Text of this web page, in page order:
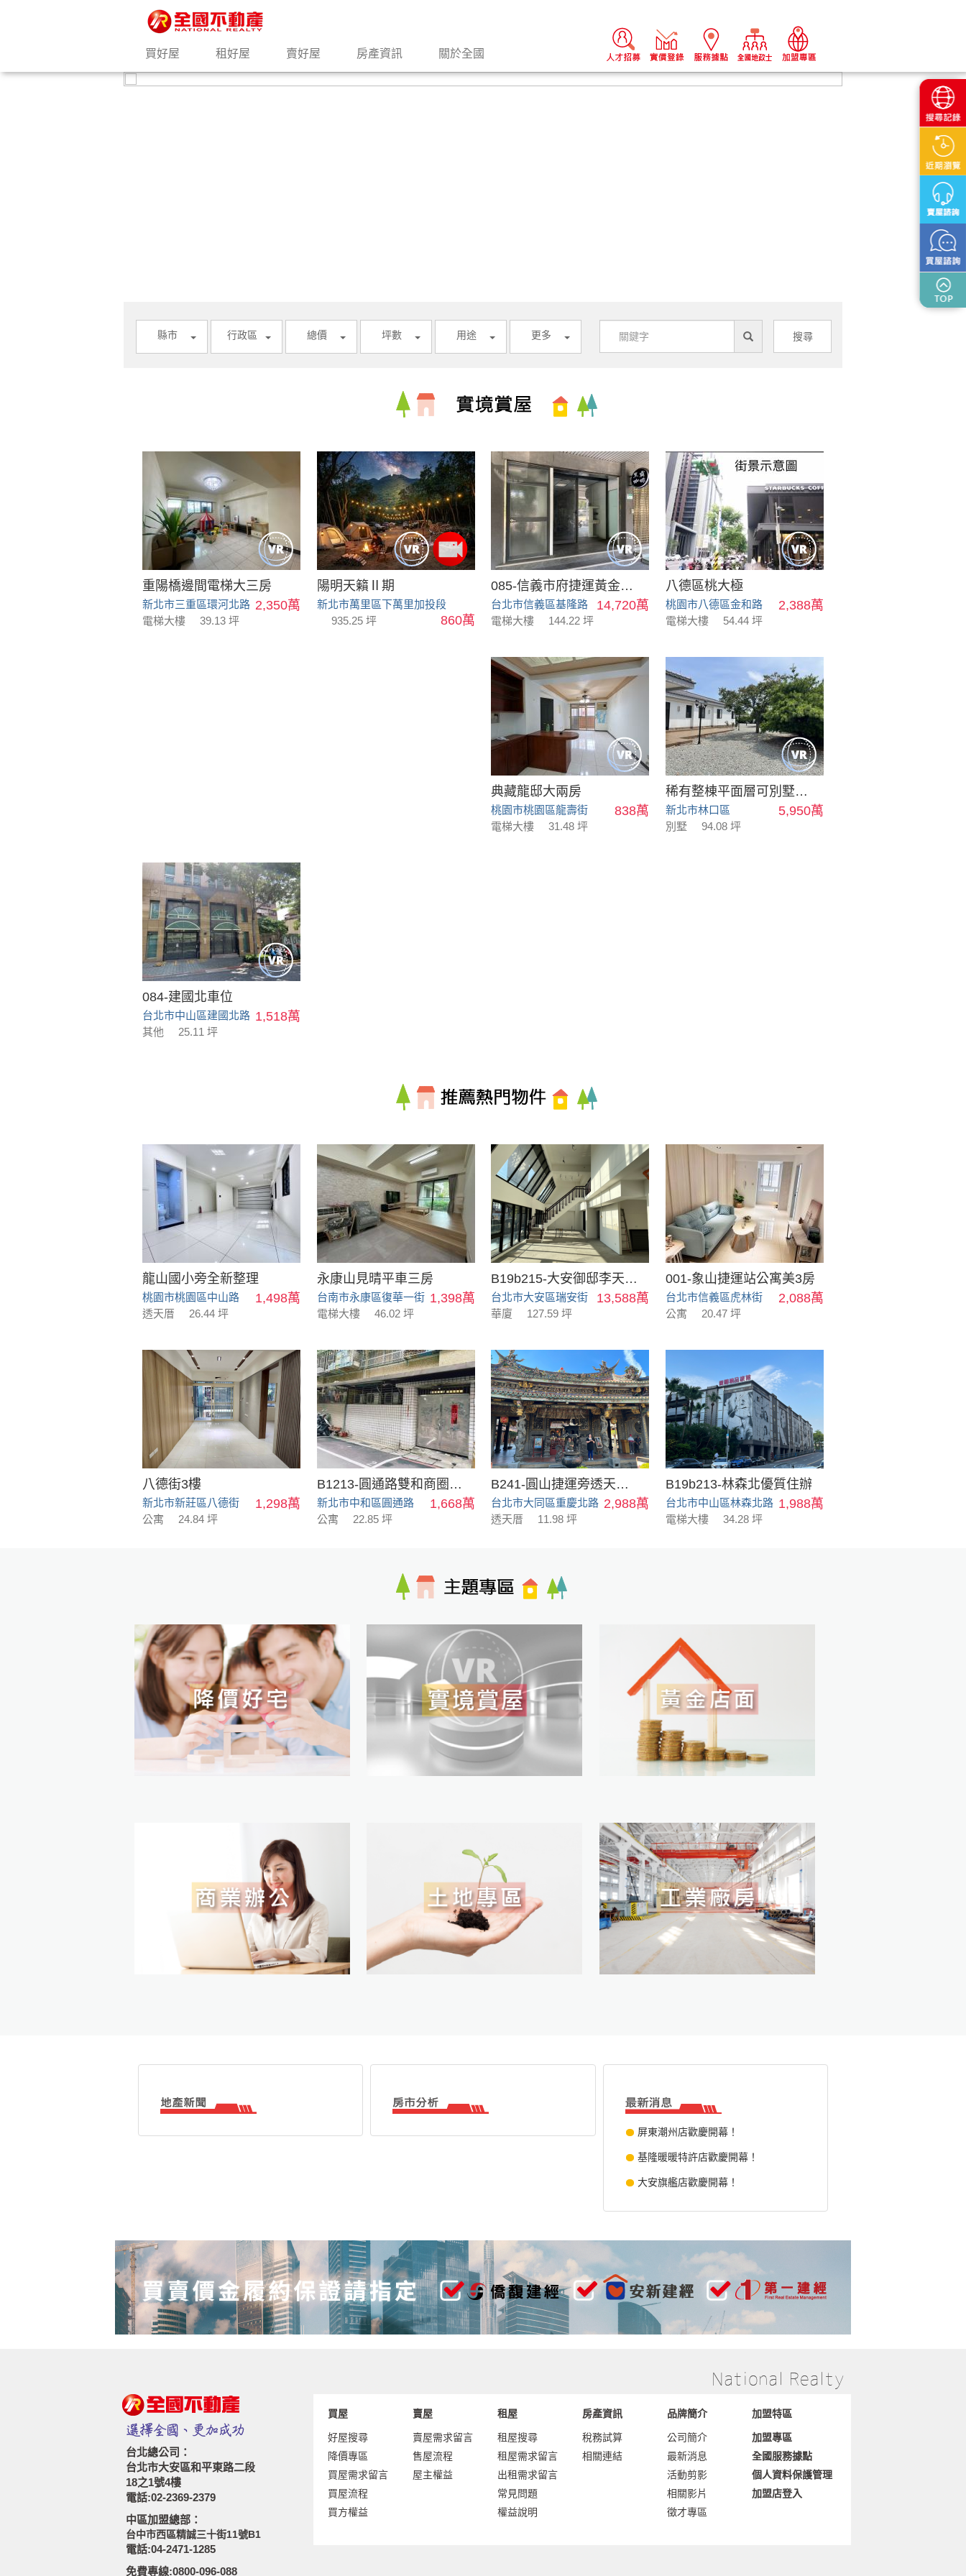
買好屋 租好屋 賣好屋 房產資訊 關於全國
縣市 行政區 總價 坪數 用途 更多 搜尋
重陽橋邊間電梯大三房
新北市三重區環河北路 2,350萬
電梯大樓 39.13 坪
陽明天籟Ⅱ期
新北市萬里區下萬里加投段
860萬
935.25 坪
085-信義市府捷運黃金店面
台北市信義區基隆路 14,720萬
電梯大樓 144.22 坪
八德區桃大極
桃園市八德區金和路 2,388萬
電梯大樓 54.44 坪
典藏龍邸大兩房
桃園市桃園區龍壽街 838萬
電梯大樓 31.48 坪
稀有整棟平面層可別墅可會館
新北市林口區 5,950萬
別墅 94.08 坪
084-建國北車位
台北市中山區建國北路 1,518萬
其他 25.11 坪
龍山國小旁全新整理
桃園市桃園區中山路 1,498萬
透天厝 26.44 坪
永康山見晴平車三房
台南市永康區復華一街 1,398萬
電梯大樓 46.02 坪
B19b215-大安御邸李天鐸之作樓中樓豪邸
台北市大安區瑞安街 13,588萬
華廈 127.59 坪
001-象山捷運站公寓美3房
台北市信義區虎林街 2,088萬
公寓 20.47 坪
八德街3樓
新北市新莊區八德街 1,298萬
公寓 24.84 坪
B1213-圓通路雙和商圈好停車1樓
新北市中和區圓通路 1,668萬
公寓 22.85 坪
B241-圓山捷運旁透天金店面
台北市大同區重慶北路 2,988萬
透天厝 11.98 坪
B19b213-林森北優質住辦
台北市中山區林森北路 1,988萬
電梯大樓 34.28 坪
屏東潮州店歡慶開幕！
基隆暖暖特許店歡慶開幕！
大安旗艦店歡慶開幕！
台北總公司：
台北市大安區和平東路二段
18之1號4樓
電話:02-2369-2379
中區加盟總部：
台中市西區精誠三十街11號B1
電話:04-2471-1285
免費專線:0800-096-088
買屋
好屋搜尋
降價專區
買屋需求留言
買屋流程
買方權益
賣屋
賣屋需求留言
售屋流程
屋主權益
租屋
租屋搜尋
租屋需求留言
出租需求留言
常見問題
權益說明
房產資訊
稅務試算
相關連結
品牌簡介
公司簡介
最新消息
活動剪影
相關影片
徵才專區
加盟特區
加盟專區
全國服務據點
個人資料保護管理
加盟店登入